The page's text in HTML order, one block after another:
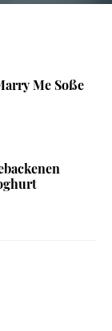
Me Soße